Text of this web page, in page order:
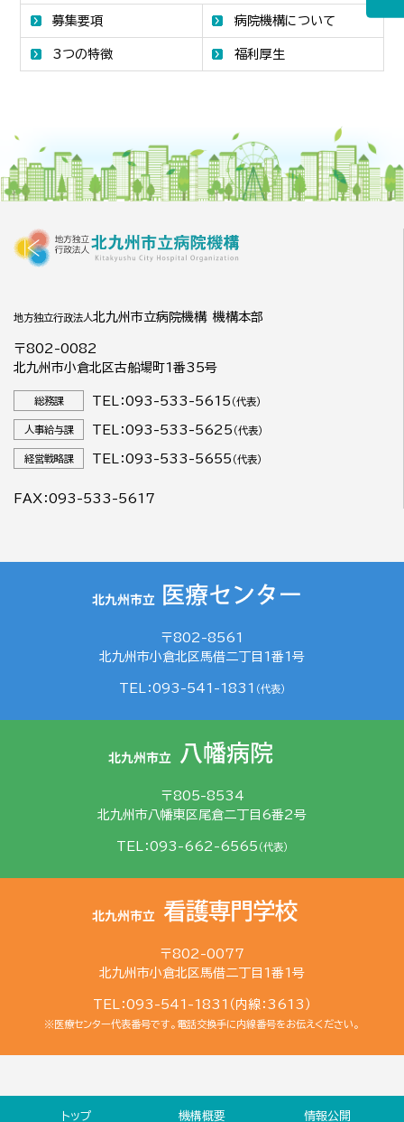
募集要項 病院機構について
3つの特徴 福利厚生
地方独立行政法人北九州市立病院機構 機構本部
〒802-0082
北九州市小倉北区古船場町1番35号
総務課 TEL：093-533-5615 （代表）
人事給与課 TEL：093-533-5625 （代表）
経営戦略課 TEL：093-533-5655 （代表）
FAX：093-533-5617
〒802-8561
北九州市小倉北区馬借二丁目1番1号
TEL：093-541-1831 （代表）
〒805-8534
北九州市八幡東区尾倉二丁目6番2号
TEL：093-662-6565 （代表）
〒802-0077
北九州市小倉北区馬借二丁目1番1号
TEL：093-541-1831（内線：3613）
※医療センター代表番号です。電話交換手に内線番号をお伝えください。
トップ 機構概要 情報公開